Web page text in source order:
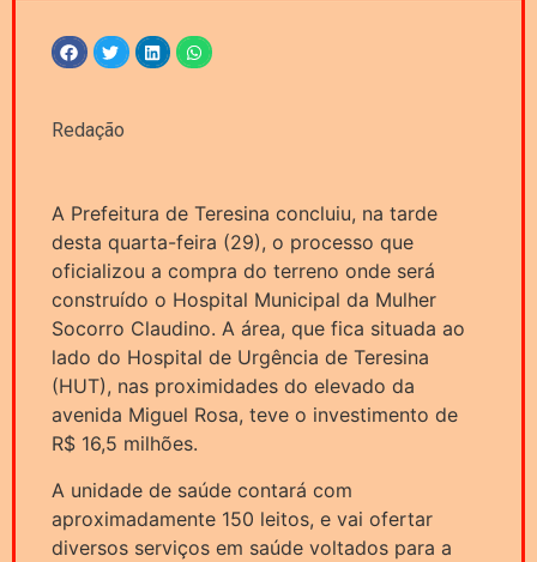
Redação
A Prefeitura de Teresina concluiu, na tarde
desta quarta-feira (29), o processo que
oficializou a compra do terreno onde será
construído o Hospital Municipal da Mulher
Socorro Claudino. A área, que fica situada ao
lado do Hospital de Urgência de Teresina
(HUT), nas proximidades do elevado da
avenida Miguel Rosa, teve o investimento de
R$ 16,5 milhões.
A unidade de saúde contará com
aproximadamente 150 leitos, e vai ofertar
diversos serviços em saúde voltados para a